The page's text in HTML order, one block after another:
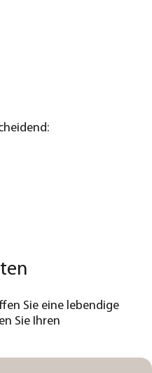
Sie eine lebendige
Sie Ihren